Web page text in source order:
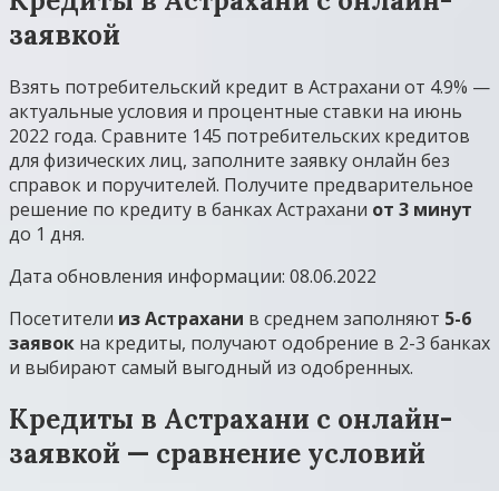
заявкой
Взять потребительский кредит в Астрахани от 4.9% —
актуальные условия и процентные ставки на июнь
2022 года. Сравните 145 потребительских кредитов
для физических лиц, заполните заявку онлайн без
справок и поручителей. Получите предварительное
решение по кредиту в банках Астрахани от 3 минут
до 1 дня.
Дата обновления информации: 08.06.2022
Посетители из Астрахани в среднем заполняют 5-6
заявок на кредиты, получают одобрение в 2-3 банках
и выбирают самый выгодный из одобренных.
Кредиты в Астрахани с онлайн-
заявкой — сравнение условий